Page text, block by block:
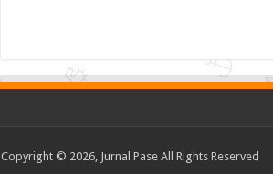
Copyright © 2026, Jurnal Pase All Rights Reserved